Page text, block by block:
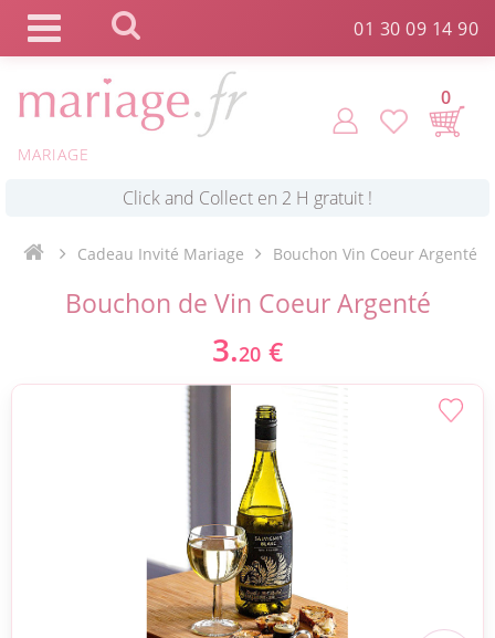
01 30 09 14 90
MARIAGE
0
Commande expédiée en 24h ! *
Livraison point relais gratuit dès 89 € !
Payez votre commande en 4X sans frais
Cadeau Invité Mariage Bouchon Vin Coeur Argenté
Bouchon de Vin Coeur Argenté
3.20 €
Panneau de gestion des cookies